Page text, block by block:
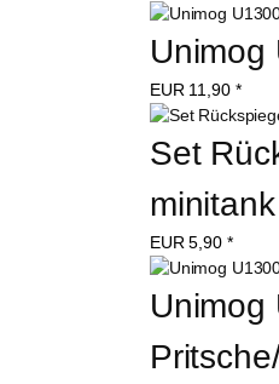
Unimog
EUR 11,90 *
Set
EUR 5,90 *
Unimog